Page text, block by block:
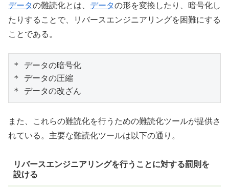
データの難読化とは、 データの形を変換したり、暗号化し
たりすることで、リバースエンジニアリングを困難にする
ことである。
* データの暗号化
* データの圧縮
また、これらの難読化を行うための難読化ツールが提供さ
れている。主要な難読化ツールは以下の通り。
リバースエンジニアリングを行うことに対する罰則を
設ける